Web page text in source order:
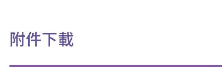
附件下載